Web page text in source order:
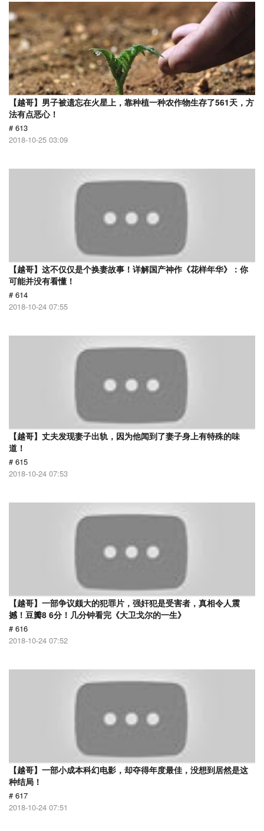
【越哥】男子被遗忘在火星上，靠种植一种农作物生存了561天，方
法有点恶心！
# 613
2018-10-25 03:09
【越哥】这不仅仅是个换妻故事！详解国产神作《花样年华》：你
可能并没有看懂！
# 614
2018-10-24 07:55
【越哥】丈夫发现妻子出轨，因为他闻到了妻子身上有特殊的味
道！
# 615
2018-10-24 07:53
【越哥】一部争议颇大的犯罪片，强奸犯是受害者，真相令人震
撼！豆瓣8 6分！几分钟看完《大卫戈尔的一生》
# 616
2018-10-24 07:52
【越哥】一部小成本科幻电影，却夺得年度最佳，没想到居然是这
种结局！
# 617
2018-10-24 07:51